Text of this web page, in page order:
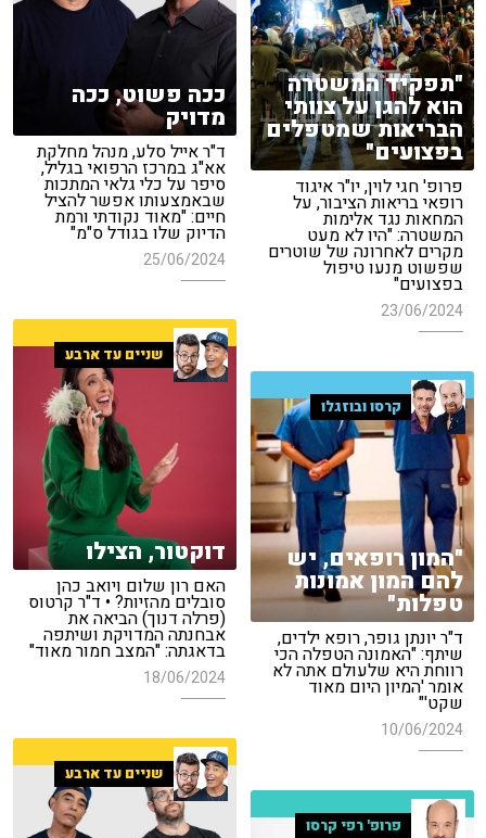
ככה פשוט, ככה
מדויק
ד"ר אייל סלע, מנהל מחלקת
אא"ג במרכז הרפואי בגליל,
סיפר על כלי גלאי המתכות
שבאמצעותו אפשר להציל
חיים: "מאוד נקודתי ורמת
הדיוק שלו בגודל ס"מ"
25/06/2024
"תפקיד המשטרה
הוא להגן על צוותי
הבריאות שמטפלים
בפצועים"
פרופ' חגי לוין, יו"ר איגוד
רופאי בריאות הציבור, על
המחאות נגד אלימות
המשטרה: "היו לא מעט
מקרים לאחרונה של שוטרים
שפשוט מנעו טיפול
בפצועים"
23/06/2024
שניים עד ארבע
דוקטור, הצילו
האם רון שלום ויואב כהן
סובלים מהזיות? • ד"ר קרטוס
(פרלה דנוך) הביאה את
אבחנתה המדויקת ושיתפה
בדאגתה: "המצב חמור מאוד"
18/06/2024
קרסו ובוזגלו
"המון רופאים, יש
להם המון אמונות
טפלות"
ד"ר יונתן גופר, רופא ילדים,
שיתף: "האמונה הטפלה הכי
רווחת היא שלעולם אתה לא
אומר 'המיון היום מאוד
שקט'"
10/06/2024
שניים עד ארבע
פרופ' רפי קרסו